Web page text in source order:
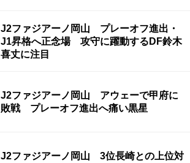
J2ファジアーノ岡山 プレーオフ進出・
J1昇格へ正念場 攻守に躍動するDF鈴木
喜丈に注目
J2ファジアーノ岡山 アウェーで甲府に
敗戦 プレーオフ進出へ痛い黒星
J2ファジアーノ岡山 3位長崎との上位対